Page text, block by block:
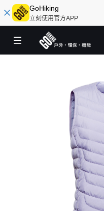
GoHiking
立刻使用官方APP